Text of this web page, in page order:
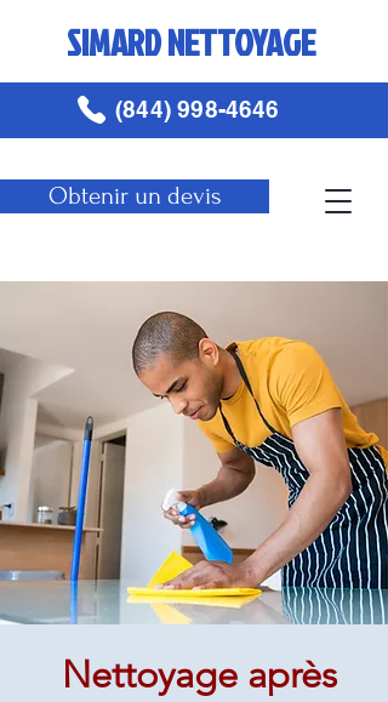
SIMARD NETTOYAGE
Obtenir un devis
(844) 998-4646
Nettoyage après